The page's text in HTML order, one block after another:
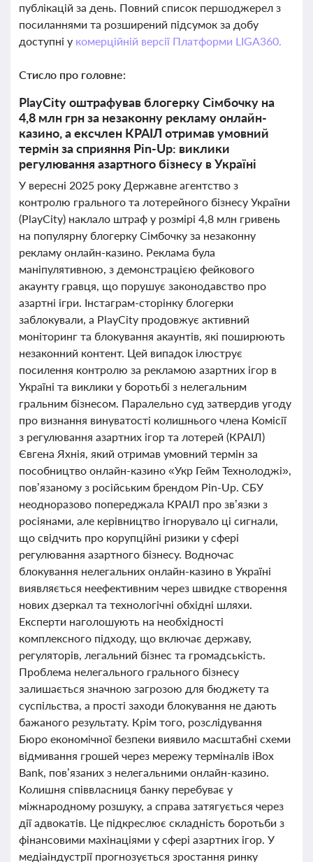
публікацій за день. Повний список першоджерел з
посиланнями та розширений підсумок за добу
доступні у комерційній версії Платформи LIGA360.
Стисло про головне:
PlayCity оштрафував блогерку Сімбочку на
4,8 млн грн за незаконну рекламу онлайн-
казино, а ексчлен КРАІЛ отримав умовний
термін за сприяння Pin-Up: виклики
регулювання азартного бізнесу в Україні
У вересні 2025 року Державне агентство з
контролю грального та лотерейного бізнесу України
(PlayCity) наклало штраф у розмірі 4,8 млн гривень
на популярну блогерку Сімбочку за незаконну
рекламу онлайн-казино. Реклама була
маніпулятивною, з демонстрацією фейкового
акаунту гравця, що порушує законодавство про
азартні ігри. Інстаграм-сторінку блогерки
заблокували, а PlayCity продовжує активний
моніторинг та блокування акаунтів, які поширюють
незаконний контент. Цей випадок ілюструє
посилення контролю за рекламою азартних ігор в
Україні та виклики у боротьбі з нелегальним
гральним бізнесом. Паралельно суд затвердив угоду
про визнання винуватості колишнього члена Комісії
з регулювання азартних ігор та лотерей (КРАІЛ)
Євгена Яхнія, який отримав умовний термін за
пособництво онлайн-казино «Укр Гейм Технолоджі»,
пов’язаному з російським брендом Pin-Up. СБУ
неодноразово попереджала КРАІЛ про зв’язки з
росіянами, але керівництво ігнорувало ці сигнали,
що свідчить про корупційні ризики у сфері
регулювання азартного бізнесу. Водночас
блокування нелегальних онлайн-казино в Україні
виявляється неефективним через швидке створення
нових дзеркал та технологічні обхідні шляхи.
Експерти наголошують на необхідності
комплексного підходу, що включає державу,
регуляторів, легальний бізнес та громадськість.
Проблема нелегального грального бізнесу
залишається значною загрозою для бюджету та
суспільства, а прості заходи блокування не дають
бажаного результату. Крім того, розслідування
Бюро економічної безпеки виявило масштабні схеми
відмивання грошей через мережу терміналів iBox
Bank, пов’язаних з нелегальними онлайн-казино.
Колишня співвласниця банку перебуває у
міжнародному розшуку, а справа затягується через
дії адвокатів. Це підкреслює складність боротьби з
фінансовими махінаціями у сфері азартних ігор. У
медіаіндустрії прогнозується зростання ринку